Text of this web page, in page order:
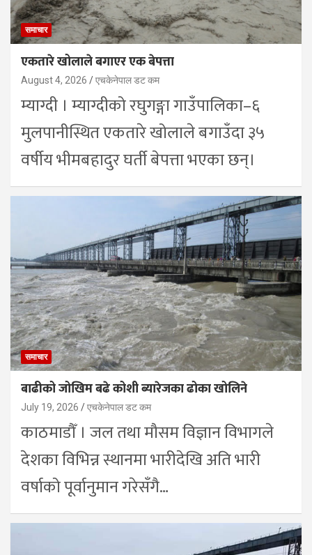
समाचार
एकतारे खोलाले बगाएर एक बेपत्ता
August 4, 2026 एचकेनेपाल डट कम
म्याग्दी । म्याग्दीको रघुगङ्गा गाउँपालिका–६
मुलपानीस्थित एकतारे खोलाले बगाउँदा ३५
वर्षीय भीमबहादुर घर्ती बेपत्ता भएका छन्।
समाचार
बाढीको जोखिम बढे कोशी ब्यारेजका ढोका खोलिने
July 19, 2026 एचकेनेपाल डट कम
काठमाडौँ । जल तथा मौसम विज्ञान विभागले
देशका विभिन्न स्थानमा भारीदेखि अति भारी
वर्षाको पूर्वानुमान गरेसँगै…